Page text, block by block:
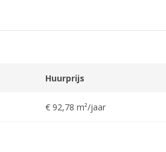
Huurprijs
€ 92,78 m²/jaar